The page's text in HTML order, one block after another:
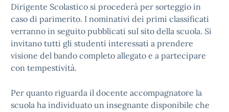
Dirigente Scolastico si procederà per sorteggio in
caso di parimerito. I nominativi dei primi classificati
verranno in seguito pubblicati sul sito della scuola. Si
invitano tutti gli studenti interessati a prendere
visione del bando completo allegato e a partecipare
con tempestività.
Per quanto riguarda il docente accompagnatore la
scuola ha individuato un insegnante disponibile che